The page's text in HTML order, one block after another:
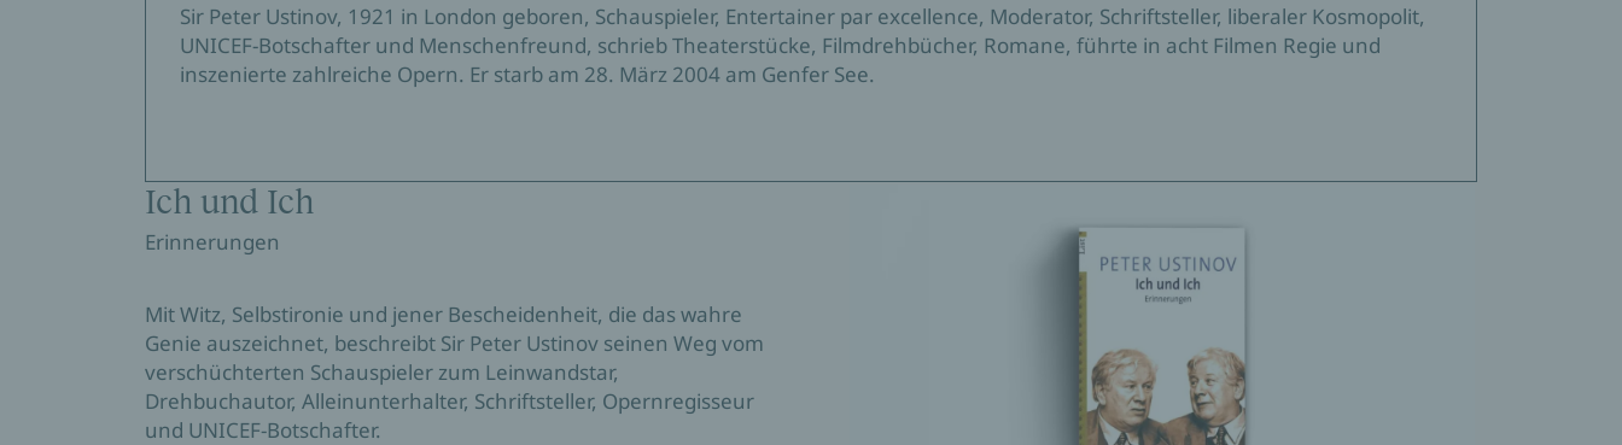
Sir Peter Ustinov, 1921 in London geboren, Schauspieler, Entertainer par excellence, Moderator, Schriftsteller, liberaler Kosmopolit,
UNICEF-Botschafter und Menschenfreund, schrieb Theaterstücke, Filmdrehbücher, Romane, führte in acht Filmen Regie und
inszenierte zahlreiche Opern. Er starb am 28. März 2004 am Genfer See.
Ich und Ich
Erinnerungen
Mit Witz, Selbstironie und jener Bescheidenheit, die das wahre
Genie auszeichnet, beschreibt Sir Peter Ustinov seinen Weg vom
verschüchterten Schauspieler zum Leinwandstar,
Drehbuchautor, Alleinunterhalter, Schriftsteller, Opernregisseur
und UNICEF-Botschafter.